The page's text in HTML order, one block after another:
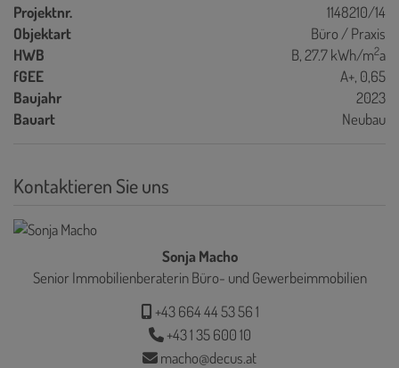
Projektnr.
1148210/14
Objektart
Büro / Praxis
HWB
B, 27.7 kWh/m2a
fGEE
A+, 0,65
Baujahr
2023
Bauart
Neubau
Kontaktieren Sie uns
Sonja Macho
Senior Immobilienberaterin Büro- und Gewerbeimmobilien
+43 664 44 53 56 1
+43 1 35 600 10
macho@decus.at